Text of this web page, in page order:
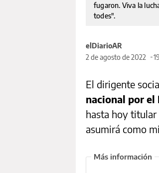
fugaron. Viva la
todes".
elDiarioAR
2 de agosto de 2022
El dirigente
nacional por el
hasta hoy titular
asumirá como